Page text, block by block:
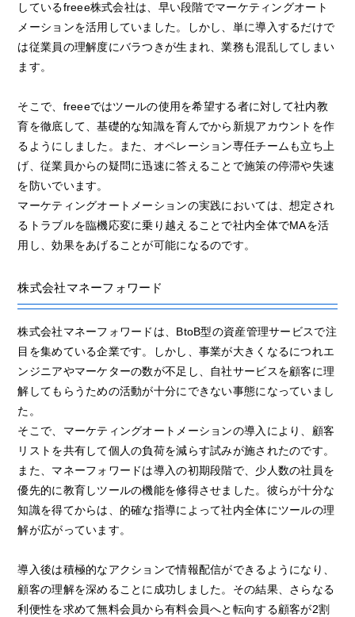
しているfreee株式会社は、早い段階でマーケティングオート
メーションを活用していました。しかし、単に導入するだけで
は従業員の理解度にバラつきが生まれ、業務も混乱してしまい
ます。
そこで、freeeではツールの使用を希望する者に対して社内教
育を徹底して、基礎的な知識を育んでから新規アカウントを作
るようにしました。また、オペレーション専任チームも立ち上
げ、従業員からの疑問に迅速に答えることで施策の停滞や失速
を防いでいます。
マーケティングオートメーションの実践においては、想定され
るトラブルを臨機応変に乗り越えることで社内全体でMAを活
用し、効果をあげることが可能になるのです。
株式会社マネーフォワード
株式会社マネーフォワードは、BtoB型の資産管理サービスで注
目を集めている企業です。しかし、事業が大きくなるにつれエ
ンジニアやマーケターの数が不足し、自社サービスを顧客に理
解してもらうための活動が十分にできない事態になっていまし
た。
そこで、マーケティングオートメーションの導入により、顧客
リストを共有して個人の負荷を減らす試みが施されたのです。
また、マネーフォワードは導入の初期段階で、少人数の社員を
優先的に教育しツールの機能を修得させました。彼らが十分な
知識を得てからは、的確な指導によって社内全体にツールの理
解が広がっています。
導入後は積極的なアクションで情報配信ができるようになり、
顧客の理解を深めることに成功しました。その結果、さらなる
利便性を求めて無料会員から有料会員へと転向する顧客が2割